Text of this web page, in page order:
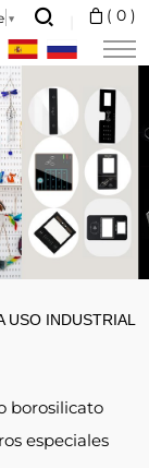
▼ ( 0 )
USO INDUSTRIAL
borosilicato
especiales